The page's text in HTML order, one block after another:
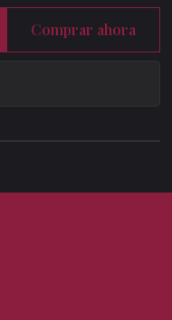
Comprar ahora